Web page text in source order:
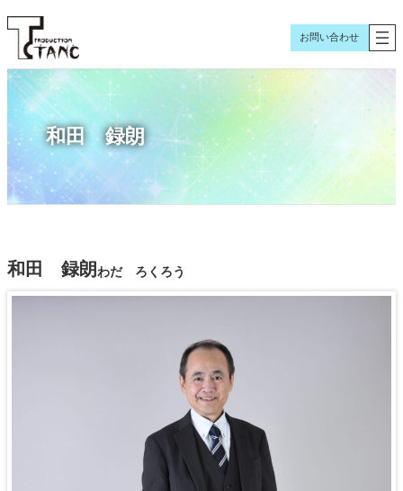
内
を
ス
ッ
プ
お問い合わせ
和田 録朗
和田 録朗 わだ ろくろう